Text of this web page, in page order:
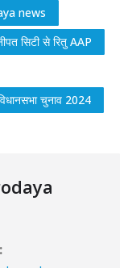
news
सिटी से रितु AAP
चुनाव 2024